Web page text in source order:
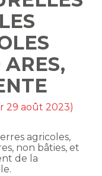
29 août 2023)
agricoles,
non bâties, et
de la